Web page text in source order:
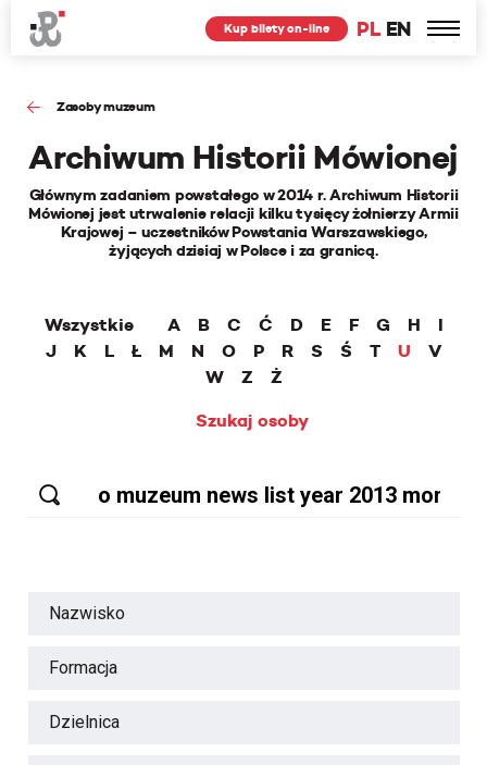
PL EN
Kup bilety on-line
Zasoby muzeum
Archiwum Historii Mówionej
Głównym zadaniem powstałego w 2014 r. Archiwum Historii
Mówionej jest utrwalenie relacji kilku tysięcy żołnierzy Armii
Krajowej – uczestników Powstania Warszawskiego,
żyjących dzisiaj w Polsce i za granicą.
Wszystkie A B C Ć D E F G H
I
J
K L Ł M N O P R S Ś T U
V
W
Z
Ż
Szukaj osoby
Nazwisko
Formacja
Dzielnica